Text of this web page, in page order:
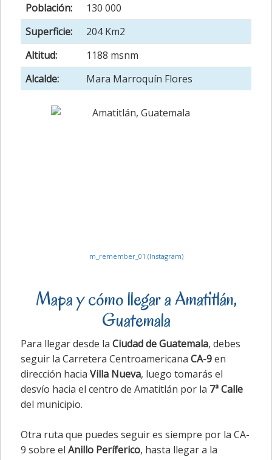
Población:
130 000
Superficie:
204 Km2
Altitud:
1188 msnm
Alcalde:
Mara Marroquín Flores
m_remember_01 (Instagram)
Mapa y cómo llegar a Amatitlán,
Guatemala
Para llegar desde la Ciudad de Guatemala, debes
seguir la Carretera Centroamericana CA-9en
dirección hacia Villa Nueva, luego tomarás el
desvío hacia el centro de Amatitlán por la 7ª Calle
del municipio.
Otra ruta que puedes seguir es siempre por la CA-
9 sobre el Anillo Períferico, hasta llegar a la